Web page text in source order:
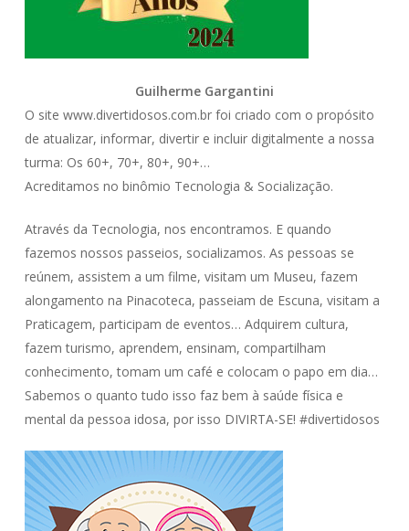
Guilherme Gargantini
O site www.divertidosos.com.br foi criado com o propósito
de atualizar, informar, divertir e incluir digitalmente a nossa
turma: Os 60+, 70+, 80+, 90+…
Acreditamos no binômio Tecnologia & Socialização.
Através da Tecnologia, nos encontramos. E quando
fazemos nossos passeios, socializamos. As pessoas se
reúnem, assistem a um filme, visitam um Museu, fazem
alongamento na Pinacoteca, passeiam de Escuna, visitam a
Praticagem, participam de eventos… Adquirem cultura,
fazem turismo, aprendem, ensinam, compartilham
conhecimento, tomam um café e colocam o papo em dia…
Sabemos o quanto tudo isso faz bem à saúde física e
mental da pessoa idosa, por isso DIVIRTA-SE! #divertidosos